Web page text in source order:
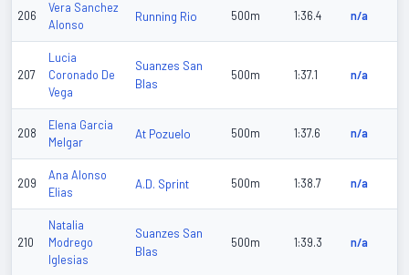
206
Vera Sanchez
Alonso
Running Rio 500m 1:36.4 n/a
207
Lucia
Coronado De
Vega
Suanzes San
Blas
500m 1:37.1 n/a
208
Elena Garcia
Melgar
At Pozuelo 500m 1:37.6 n/a
209
Ana Alonso
Elias
A.D. Sprint 500m 1:38.7 n/a
210
Natalia
Modrego
Iglesias
Suanzes San
Blas
500m 1:39.3 n/a